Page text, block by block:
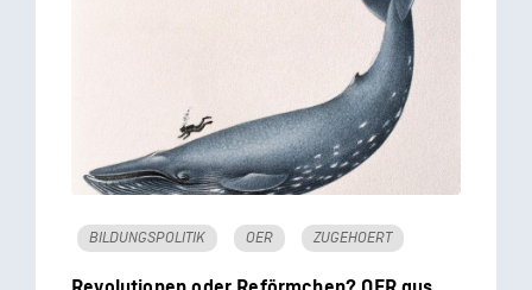
BILDUNGSPOLITIK OER ZUGEHOERT